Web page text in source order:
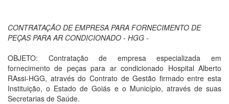
CONTRATAÇÃO DE EMPRESA PARA FORNECIMENTO DE
PEÇAS PARA AR CONDICIONADO - HGG -
OBJETO: Contratação de empresa especializada em
fornecimento de peças para ar condicionado Hospital Alberto
RAssi-HGG, através do Contrato de Gestão firmado entre esta
Instituição, o Estado de Goiás e o Município, através de suas
Secretarias de Saúde.